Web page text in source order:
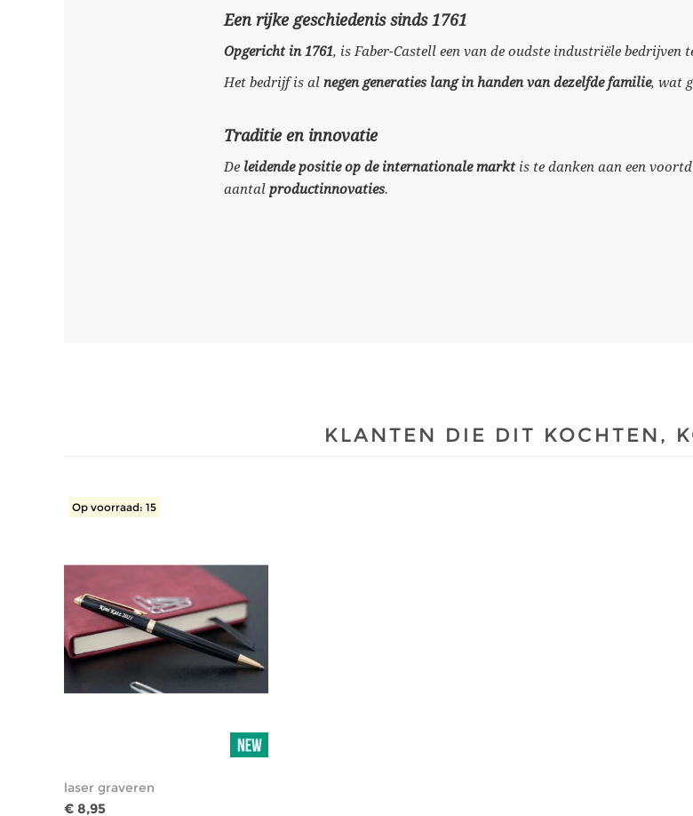
Een rijke geschiedenis sinds 1761
Opgericht in 1761, is Faber-Castell een van de oudste industriële bedrijven
Het bedrijf is al negen generaties lang in handen van dezelfde familie, wat
Traditie en innovatie
De leidende positie op de internationale marktis te danken aan een
aantal productinnovaties.
KLANTEN DIE DIT KOCHTEN,
Op voorraad: 15
laser graveren
€ 8,95